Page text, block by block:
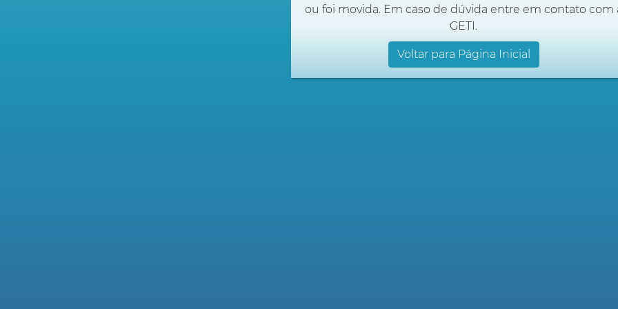
ou foi movida. Em caso de dúvida entre em contato com
GETI.
Voltar para Página Inicial